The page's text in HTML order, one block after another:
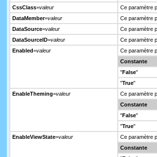
CssClass=valeur Ce paramètre
DataMember=valeur
Ce paramètre
DataSource=valeur
Ce paramètre
DataSourceID=valeur
Ce paramètre
Enabled=valeur
Ce paramètre
Constante
"False"
"True"
EnableTheming=valeur
Ce paramètre
Constante
"False"
"True"
EnableViewState=valeur Ce paramètre
Constante